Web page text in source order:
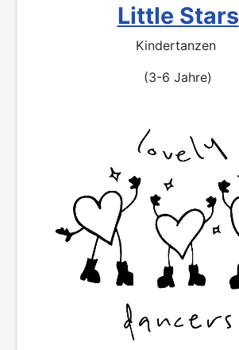
Little Stars
Kindertanzen
(3-6 Jahre)